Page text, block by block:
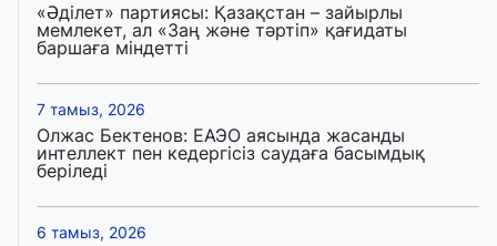
«Әділет» партиясы: Қазақстан – зайырлы
мемлекет, ал «Заң және тәртіп» қағидаты
баршаға міндетті
7 тамыз, 2026
Олжас Бектенов: ЕАЭО аясында жасанды
интеллект пен кедергісіз саудаға басымдық
беріледі
6 тамыз, 2026